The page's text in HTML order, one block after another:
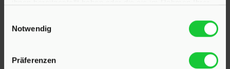
Notwendig
Präferenzen